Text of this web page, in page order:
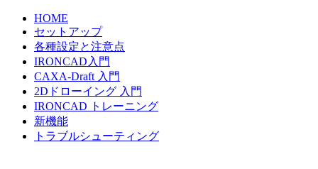
HOME
セットアップ
各種設定と注意点
IRONCAD入門
CAXA-Draft 入門
2Dドローイング 入門
IRONCAD トレーニング
新機能
トラブルシューティング